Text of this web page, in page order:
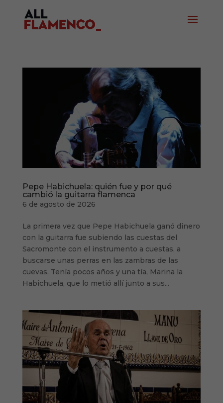
Pepe Habichuela: quién fue y por qué
cambió la guitarra flamenca
6 de agosto de 2026
La primera vez que Pepe Habichuela ganó dinero
con la guitarra fue subiendo las cuestas del
Sacromonte con el instrumento a cuestas, a
buscarse unas perras en las zambras de las
cuevas. Tenía pocos años y una tía, Marina la
Habichuela, que lo metió allí junto a sus...